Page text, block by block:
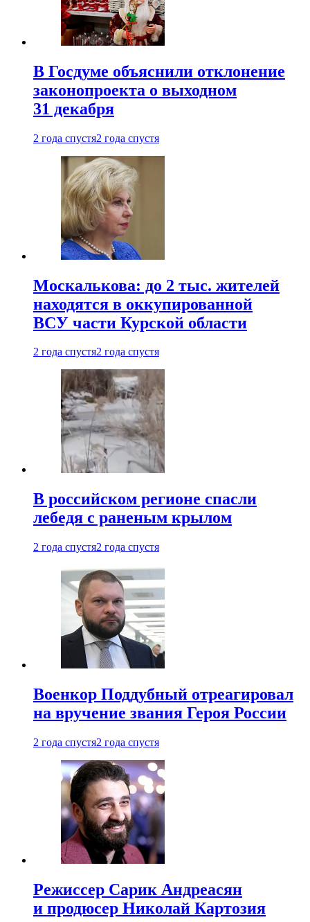
В Госдуме объяснили отклонение
законопроекта о выходном
31 декабря
2 года спустя2 года спустя
Москалькова: до 2 тыс. жителей
находятся в оккупированной
ВСУ части Курской области
2 года спустя2 года спустя
В российском регионе спасли
лебедя с раненым крылом
2 года спустя2 года спустя
Военкор Поддубный отреагировал
на вручение звания Героя России
2 года спустя2 года спустя
Режиссер Сарик Андреасян
и продюсер Николай Картозия